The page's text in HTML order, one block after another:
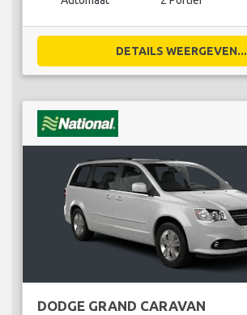
DETAILS WEERGEVEN...
DODGE GRAND CARAVAN